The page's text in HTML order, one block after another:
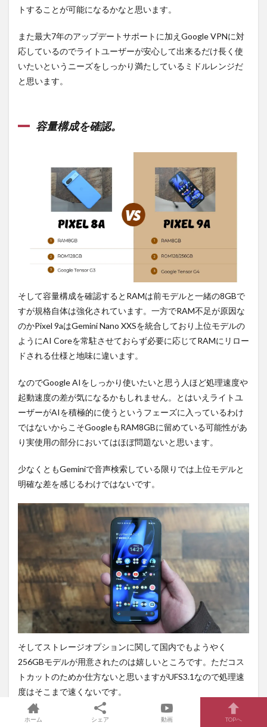
トすることが可能になるかなと思います。
また最大7年のアップデートサポートに加えGoogle VPNに対
応しているのでライトユーザーが安心して出来るだけ長く使
いたいというニーズをしっかり満たしているミドルレンジだ
と思います。
容量構成を確認。
そして容量構成を確認するとRAMは前モデルと一緒の8GBで
すが規格自体は強化されています。一方でRAM不足が原因な
のかPixel 9aはGemini Nano XXSを統合しており上位モデルの
ようにAI Coreを常駐させておらず必要に応じてRAMにリロー
ドされる仕様と地味に違います。
なのでGoogle AIをしっかり使いたいと思う人ほど処理速度や
起動速度の差が気になるかもしれません。とはいえライトユ
ーザーがAIを積極的に使うというフェーズに入っているわけ
ではないからこそGoogleもRAM8GBに留めている可能性があ
り実使用の部分においてはほぼ問題ないと思います。
少なくともGeminiで音声検索している限りでは上位モデルと
明確な差を感じるわけではないです。
そしてストレージオプションに関して国内でもようやく
256GBモデルが用意されたのは嬉しいところです。ただコス
トカットのためか仕方ないと思いますがUFS3.1なので処理速
度はそこまで速くないです。
ホーム シェア 動画 TOPへ